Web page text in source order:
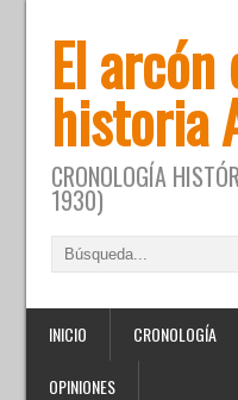
El arcón
historia
CRONOLOGÍA
1930)
INICIO CRONOLOGÍA
OPINIONES